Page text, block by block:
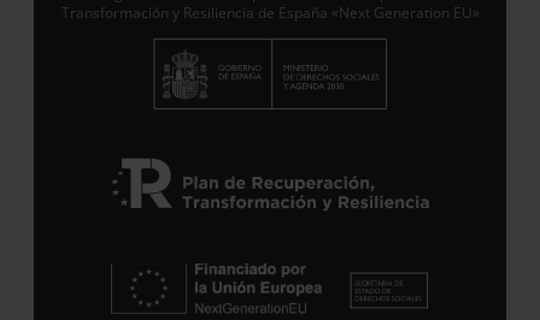
Suscribirme
Transformación y Resiliencia de España «Next Generation EU»